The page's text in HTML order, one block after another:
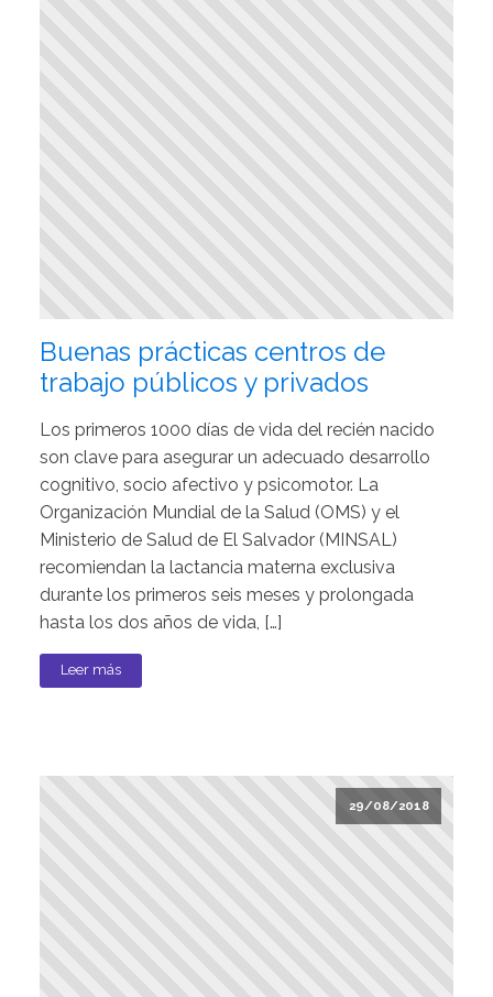
Buenas prácticas centros de
trabajo públicos y privados
Los primeros 1000 días de vida del recién nacido
son clave para asegurar un adecuado desarrollo
cognitivo, socio afectivo y psicomotor. La
Organización Mundial de la Salud (OMS) y el
Ministerio de Salud de El Salvador (MINSAL)
recomiendan la lactancia materna exclusiva
durante los primeros seis meses y prolongada
hasta los dos años de vida, […]
Leer más
29/08/2018